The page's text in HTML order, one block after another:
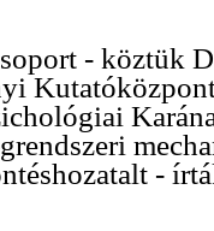
- köztük
-